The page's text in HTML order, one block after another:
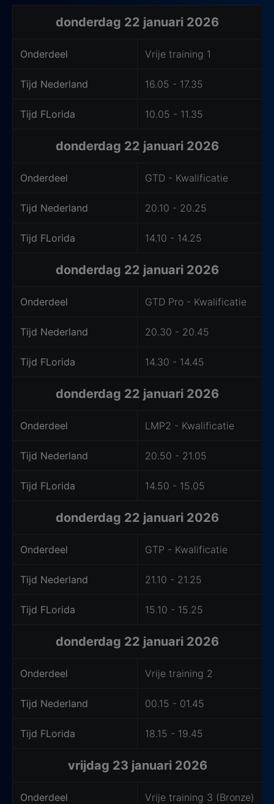
donderdag 22 januari 2026
Onderdeel Vrije training 1
Tijd Nederland 16.05 - 17.35
Tijd FLorida 10.05 - 11.35
donderdag 22 januari 2026
Onderdeel GTD - Kwalificatie
Tijd Nederland 20.10 - 20.25
Tijd FLorida 14.10 - 14.25
donderdag 22 januari 2026
Onderdeel GTD Pro - Kwalificatie
Tijd Nederland 20.30 - 20.45
Tijd FLorida 14.30 - 14.45
donderdag 22 januari 2026
Onderdeel LMP2 - Kwalificatie
Tijd Nederland 20.50 - 21.05
Tijd FLorida 14.50 - 15.05
donderdag 22 januari 2026
Onderdeel GTP - Kwalificatie
Tijd Nederland 21.10 - 21.25
Tijd FLorida 15.10 - 15.25
donderdag 22 januari 2026
Onderdeel Vrije training 2
Tijd Nederland 00.15 - 01.45
Tijd FLorida 18.15 - 19.45
vrijdag 23 januari 2026
Onderdeel Vrije training 3 (Bronze)